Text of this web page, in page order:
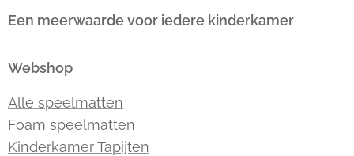
Een meerwaarde voor iedere kinderkamer
Webshop
Alle speelmatten
Foam speelmatten
Kinderkamer Tapijten